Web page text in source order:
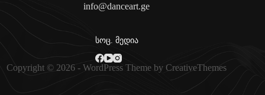
info@danceart.ge
სოც. მედია
Copyright © 2026 - WordPress Theme by CreativeThemes